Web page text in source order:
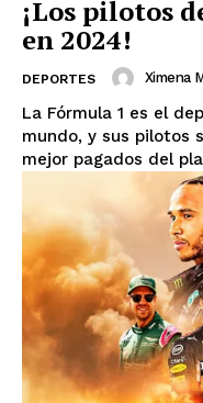
¡Los pilotos
en 2024!
DEPORTES Ximena
La Fórmula 1 es el
mundo, y sus pilotos
mejor pagados del